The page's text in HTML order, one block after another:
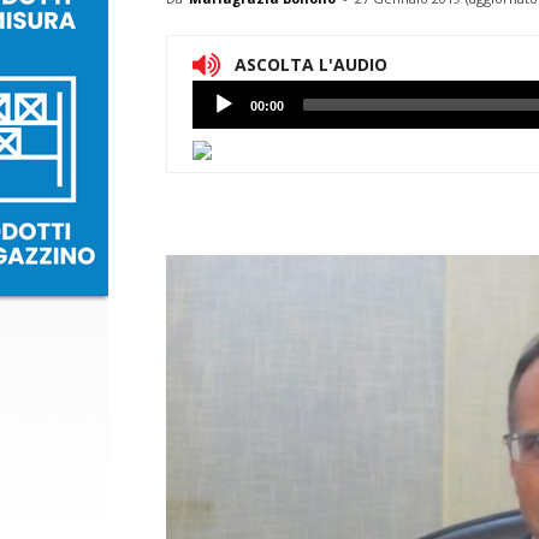
ASCOLTA L'AUDIO
Lettore
Audio
00:00